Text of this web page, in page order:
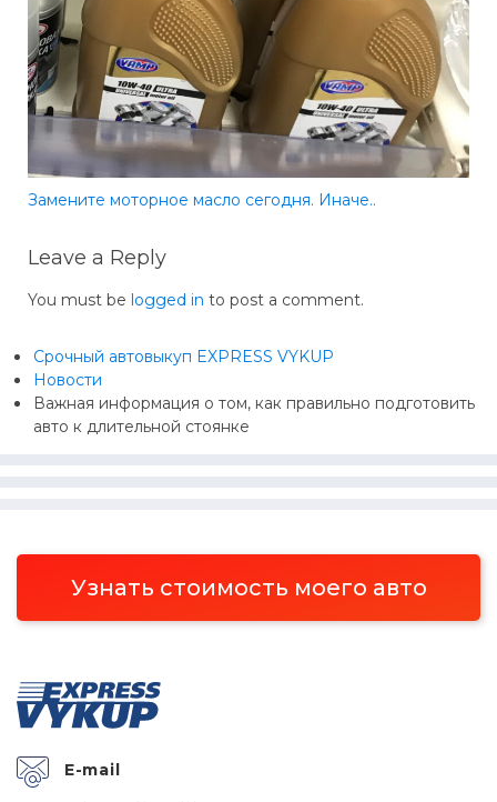
Замените моторное масло сегодня. Иначе..
Leave a Reply
You must be logged in to post a comment.
Срочный автовыкуп EXPRESS VYKUP
Новости
Важная информация о том, как правильно подготовить
авто к длительной стоянке
Узнать стоимость моего авто
E-mail